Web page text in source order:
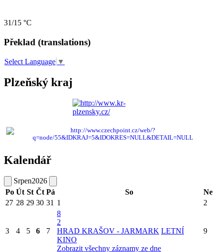
31/15 °C
Překlad (translations)
Select Language ▼
Plzeňský kraj
Kalendář
Srpen2026
Po Út St Čt Pá So
Ne
27 28 29 30 31 1 2
3 4 5 6 7
8
2
HRAD KRAŠOV - JARMARK LETNÍ
KINO
Zobrazit všechny záznamy ze dne
9